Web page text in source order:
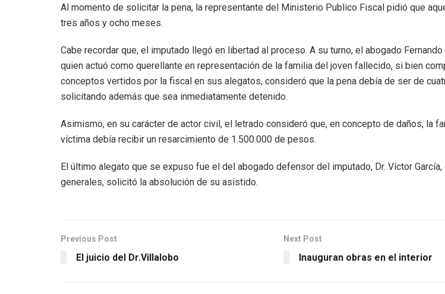
Al momento de solicitar la pena, la representante del Ministerio Publico Fiscal pidió que
tres años y ocho meses.
Cabe recordar que, el imputado llegó en libertad al proceso. A su turno, el abogado Fernando
quien actuó como querellante en representación de la familia del joven fallecido, si bien
conceptos vertidos por la fiscal en sus alegatos, consideró que la pena debía de ser de
solicitando además que sea inmediatamente detenido.
Asimismo, en su carácter de actor civil, el letrado consideró que, en concepto de daños, la
víctima debía recibir un resarcimiento de 1.500.000 de pesos.
El último alegato que se expuso fue el del abogado defensor del imputado, Dr. Víctor García,
generales, solicitó la absolución de su asistido.
Previous Post
El juicio del Dr.Villalobo
Next Post
Inauguran obras en el interior